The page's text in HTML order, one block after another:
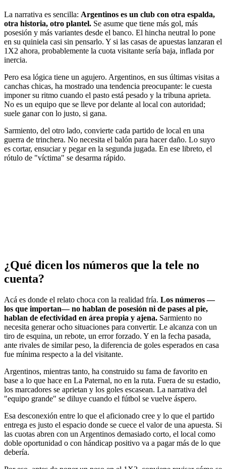
La narrativa es sencilla: Argentinos es un club con otra espalda,
otra historia, otro plantel. Se asume que tiene más gol, más
posesión y más variantes desde el banco. El hincha neutral lo pone
en su quiniela casi sin pensarlo. Y si las casas de apuestas lanzaran el
1X2 ahora, probablemente la cuota visitante sería baja, inflada por
inercia.
Pero esa lógica tiene un agujero. Argentinos, en sus últimas visitas a
canchas chicas, ha mostrado una tendencia preocupante: le cuesta
imponer su ritmo cuando el pasto está pesado y la tribuna aprieta.
No es un equipo que se lleve por delante al local con autoridad;
suele ganar con lo justo, si gana.
Sarmiento, del otro lado, convierte cada partido de local en una
guerra de trinchera. No necesita el balón para hacer daño. Lo suyo
es cortar, ensuciar y pegar en la segunda jugada. En ese libreto, el
rótulo de "víctima" se desarma rápido.
¿Qué dicen los números que la tele no
cuenta?
Acá es donde el relato choca con la realidad fría. Los números —
los que importan— no hablan de posesión ni de pases al pie,
hablan de efectividad en área propia y ajena. Sarmiento no
necesita generar ocho situaciones para convertir. Le alcanza con un
tiro de esquina, un rebote, un error forzado. Y en la fecha pasada,
ante rivales de similar peso, la diferencia de goles esperados en casa
fue mínima respecto a la del visitante.
Argentinos, mientras tanto, ha construido su fama de favorito en
base a lo que hace en La Paternal, no en la ruta. Fuera de su estadio,
los marcadores se aprietan y los goles escasean. La narrativa del
"equipo grande" se diluye cuando el fútbol se vuelve áspero.
Esa desconexión entre lo que el aficionado cree y lo que el partido
entrega es justo el espacio donde se cuece el valor de una apuesta. Si
las cuotas abren con un Argentinos demasiado corto, el local como
doble oportunidad o con hándicap positivo va a pagar más de lo que
debería.